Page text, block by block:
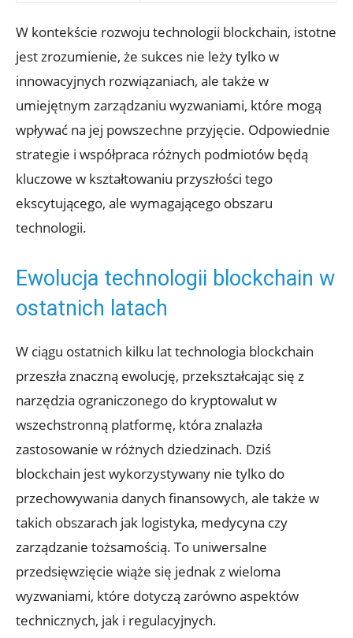
W kontekście rozwoju technologii blockchain, istotne
jest zrozumienie,⁣ że sukces nie leży tylko⁣ w
innowacyjnych rozwiązaniach, ale także w
umiejętnym zarządzaniu wyzwaniami, które mogą
wpływać na jej​ powszechne przyjęcie. Odpowiednie
strategie ‌i współpraca różnych podmiotów będą
kluczowe w kształtowaniu przyszłości tego
ekscytującego, ale wymagającego obszaru
technologii.
Ewolucja technologii blockchain w
ostatnich latach
W ciągu ostatnich kilku‌ lat technologia blockchain
przeszła znaczną ewolucję, przekształcając‌ się z
narzędzia ograniczonego do kryptowalut w
wszechstronną platformę, ‍która znalazła
zastosowanie w⁢ różnych dziedzinach. Dziś
blockchain ⁣jest wykorzystywany nie ​tylko do
przechowywania‍ danych‍ finansowych, ale⁤ także w
takich obszarach jak logistyka, medycyna⁣ czy
zarządzanie tożsamością. To uniwersalne
przedsięwzięcie wiąże się jednak z wieloma
wyzwaniami, które dotyczą zarówno aspektów
technicznych, jak‌ i regulacyjnych.